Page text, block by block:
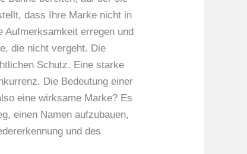
dass Ihre Marke nicht in
Aufmerksamkeit erregen und
die nicht vergeht. Die
Schutz. Eine starke
Die Bedeutung einer
eine wirksame Marke? Es
einen Namen aufzubauen,
und des